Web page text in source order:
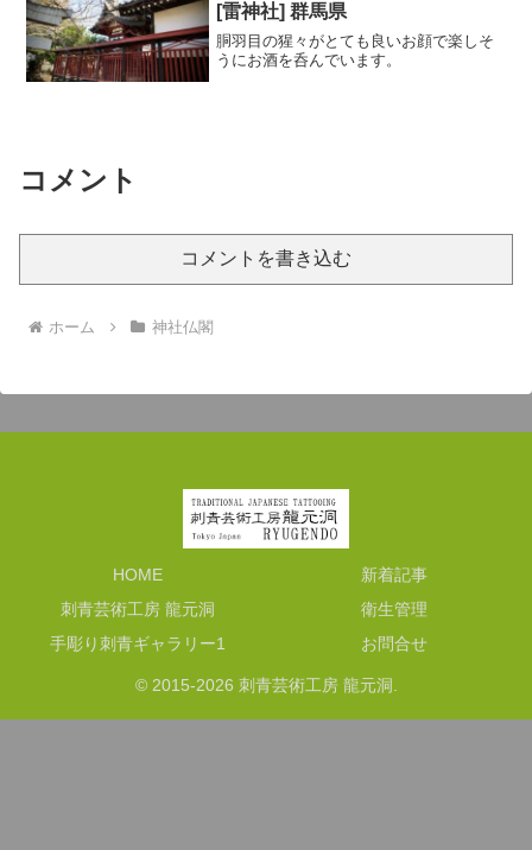
[雷神社] 群馬県
胴羽目の猩々がとても良いお顔で楽しそ
うにお酒を呑んでいます。
コメント
コメントを書き込む
ホーム 神社仏閣
HOME
新着記事
刺青芸術工房 龍元洞
衛生管理
手彫り刺青ギャラリー1
お問合せ
© 2015-2026 刺青芸術工房 龍元洞.